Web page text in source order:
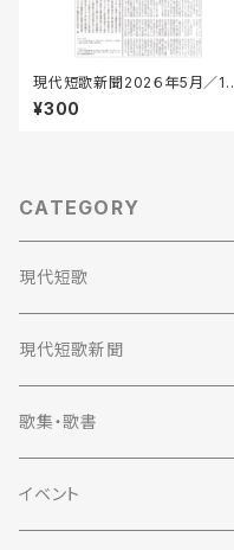
現代短歌新聞202６年5月／17
0号
¥300
CATEGORY
現代短歌
定期購読
2023年
2022年
現代短歌新聞
定期購読
2023年
歌集・歌書
歌集
イベント